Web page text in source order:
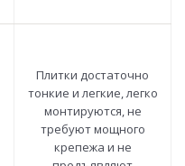
Плитки достаточно
тонкие и легкие, легко
монтируются, не
требуют мощного
крепежа и не